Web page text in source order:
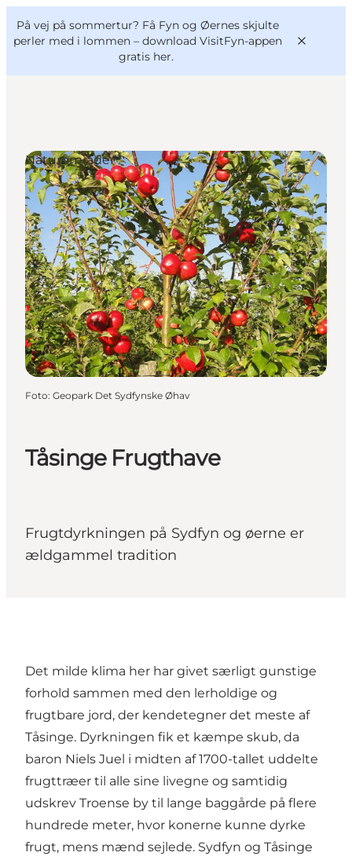
På vej på sommertur? Få Fyn og Øernes skjulte
perler med i lommen – download VisitFyn-appen
gratis her.
Oplevelser
Outdoor
Mad og drikke
Overnatning
Book lokale oplevelser
VisitFyn
Deutsch
Tåsinge Frugthave
Frugtdyrkningen på Sydfyn og øerne er
ældgammel tradition
Naturområder
Foto: Geopark Det Sydfynske Øhav
Det milde klima her har givet særligt gunstige
forhold sammen med den lerholdige og
frugtbare jord, der kendetegner det meste af
Tåsinge. Dyrkningen fik et kæmpe skub, da
baron Niels Juel i midten af ​​1700-tallet uddelte
frugttræer til alle sine livegne og samtidig
udskrev Troense by til lange baggårde på flere
hundrede meter, hvor konerne kunne dyrke
frugt, mens mænd sejlede. Sydfyn og Tåsinge